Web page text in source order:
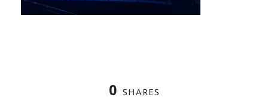
0 SHARES